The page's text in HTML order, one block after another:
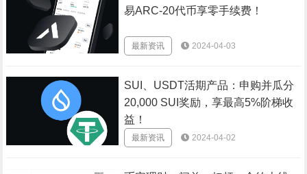
易ARC-20代币享零手续费！
最新资讯 2024-04-03
SUI、USDT活期产品：申购并瓜分
20,000 SUI奖励，享最高5%阶梯收
益！
最新资讯 2024-04-02